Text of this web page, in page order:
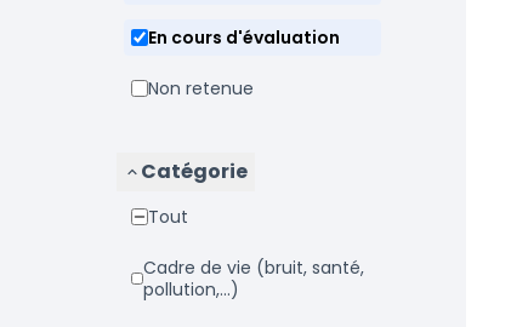
En cours d'évaluation
Non retenue
Catégorie
Tout
Cadre de vie (bruit, santé,
pollution,...)